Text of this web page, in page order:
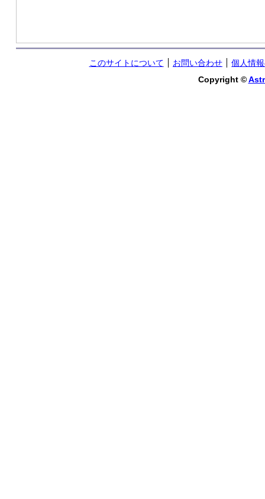
このサイトについて お問い合わせ
個人情
Copyright ©